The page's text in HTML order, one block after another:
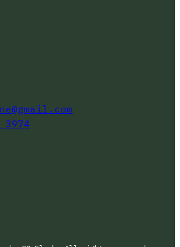
3974